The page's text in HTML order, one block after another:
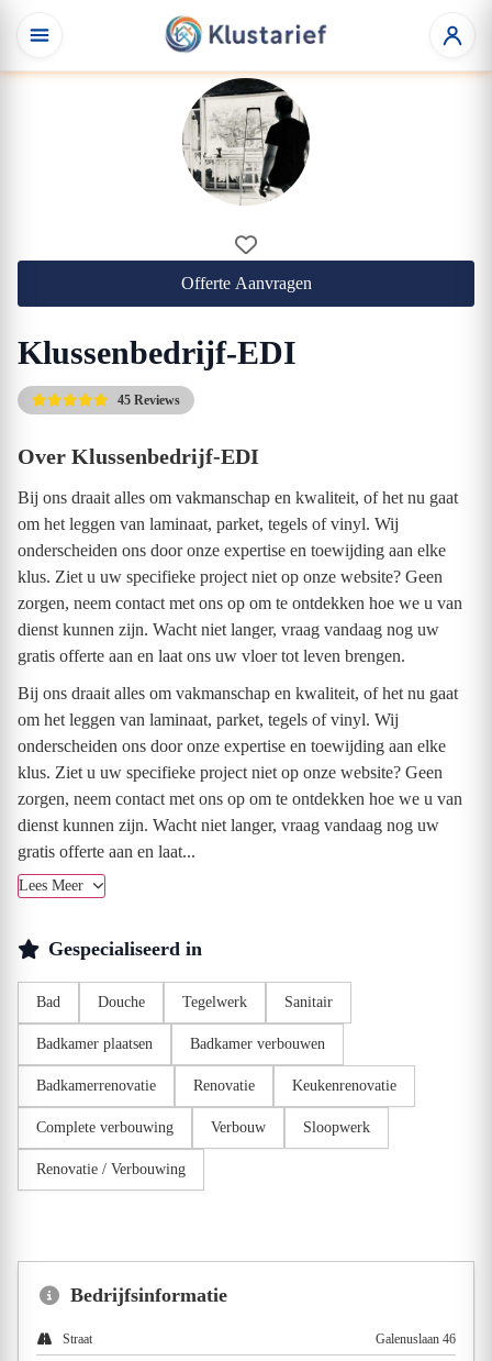
Offerte Aanvragen
Klussenbedrijf-EDI
45 Reviews
Over Klussenbedrijf-EDI
Bij ons draait alles om vakmanschap en kwaliteit, of het nu gaat
om het leggen van laminaat, parket, tegels of vinyl. Wij
onderscheiden ons door onze expertise en toewijding aan elke
klus. Ziet u uw specifieke project niet op onze website? Geen
zorgen, neem contact met ons op om te ontdekken hoe we u van
dienst kunnen zijn. Wacht niet langer, vraag vandaag nog uw
gratis offerte aan en laat ons uw vloer tot leven brengen.
Bij ons draait alles om vakmanschap en kwaliteit, of het nu gaat
om het leggen van laminaat, parket, tegels of vinyl. Wij
onderscheiden ons door onze expertise en toewijding aan elke
klus. Ziet u uw specifieke project niet op onze website? Geen
zorgen, neem contact met ons op om te ontdekken hoe we u van
dienst kunnen zijn. Wacht niet langer, vraag vandaag nog uw
gratis offerte aan en laat...
Lees Meer
Gespecialiseerd in
Bad Douche Tegelwerk Sanitair
Badkamer plaatsen Badkamer verbouwen
Badkamerrenovatie Renovatie Keukenrenovatie
Complete verbouwing Verbouw Sloopwerk
Renovatie / Verbouwing
Bedrijfsinformatie
Straat Galenuslaan 46